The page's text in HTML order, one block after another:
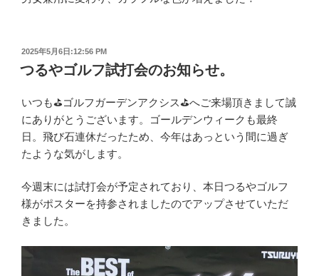
投
日:
2025年5月6日:12:56 PM
つるやゴルフ試打会のお知らせ。
いつも⛳ゴルフガーデンアクシス⛳へご来場頂きまして誠
にありがとうございます。ゴールデンウィークも最終
日。飛び石連休だったため、今年はあっという間に過ぎ
たような気がします。
今週末には試打会が予定されており、本日つるやゴルフ
様がポスターを持参されましたのでアップさせていただ
きました。